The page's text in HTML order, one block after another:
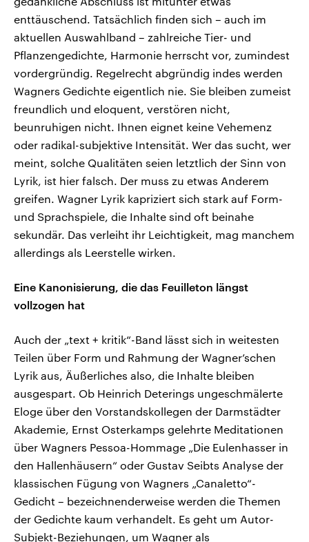
enttäuschend. Tatsächlich finden sich – auch im
aktuellen Auswahlband – zahlreiche Tier- und
Pflanzengedichte, Harmonie herrscht vor, zumindest
vordergründig. Regelrecht abgründig indes werden
Wagners Gedichte eigentlich nie. Sie bleiben zumeist
freundlich und eloquent, verstören nicht,
beunruhigen nicht. Ihnen eignet keine Vehemenz
oder radikal-subjektive Intensität. Wer das sucht, wer
meint, solche Qualitäten seien letztlich der Sinn von
Lyrik, ist hier falsch. Der muss zu etwas Anderem
greifen. Wagner Lyrik kapriziert sich stark auf Form-
und Sprachspiele, die Inhalte sind oft beinahe
sekundär. Das verleiht ihr Leichtigkeit, mag manchem
allerdings als Leerstelle wirken.
Eine Kanonisierung, die das Feuilleton längst
vollzogen hat
Auch der „text + kritik“-Band lässt sich in weitesten
Teilen über Form und Rahmung der Wagner’schen
Lyrik aus, Äußerliches also, die Inhalte bleiben
ausgespart. Ob Heinrich Deterings ungeschmälerte
Eloge über den Vorstandskollegen der Darmstädter
Akademie, Ernst Osterkamps gelehrte Meditationen
über Wagners Pessoa-Hommage „Die Eulenhasser in
den Hallenhäusern“ oder Gustav Seibts Analyse der
klassischen Fügung von Wagners „Canaletto“-
Gedicht – bezeichnenderweise werden die Themen
der Gedichte kaum verhandelt. Es geht um Autor-
Subjekt-Beziehungen, um Wagner als